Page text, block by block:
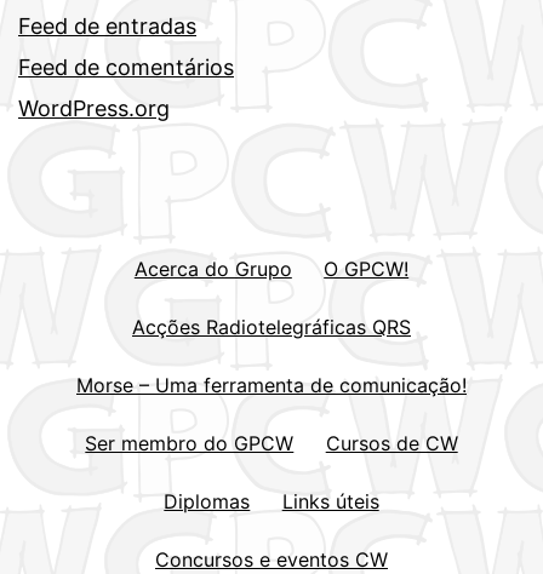
Feed de entradas
Feed de comentários
WordPress.org
Acerca do Grupo O GPCW!
Acções Radiotelegráficas QRS
Morse – Uma ferramenta de comunicação!
Ser membro do GPCW Cursos de CW
Diplomas Links úteis
Concursos e eventos CW